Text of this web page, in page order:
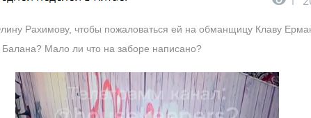
Рахимову, чтобы пожаловаться ей на обманщицу Клаву
Мало ли что на заборе написано?